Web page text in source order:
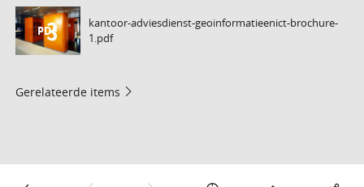
PDF
kantoor-adviesdienst-geoinformatieenict-brochure-
1.pdf
Gerelateerde items